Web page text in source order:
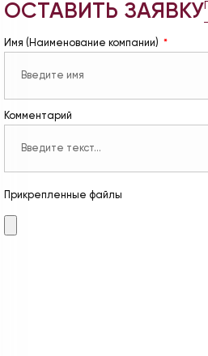
ОСТАВИТЬ ЗАЯВКУ
Имя (Наименование компании)
Комментарий
Прикрепленные файлы